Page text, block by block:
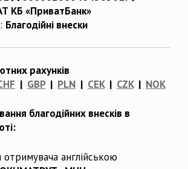
КБ «ПриватБанк»
Благодійні внески
рахунків
| GBP| PLN | CEK| CZK| NOK
благодійних внесків в
англійською